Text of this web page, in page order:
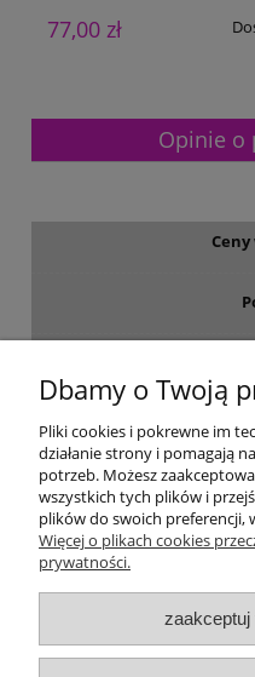
77,00 zł
Opinie o
O
Dbamy o Twoją
Pliki cookies i pokrewne im
działanie strony i pomagają
potrzeb. Możesz
wszystkich tych plików i
plików do swoich preferencji,
Więcej o plikach cookies
prywatności.
zaakceptuj